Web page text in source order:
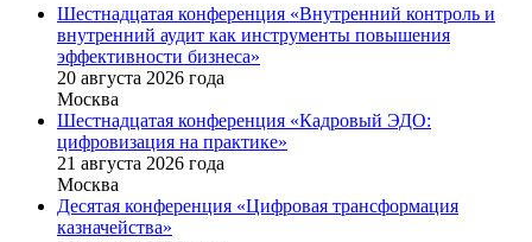
Шестнадцатая конференция «Внутренний контроль и
внутренний аудит как инструменты повышения
эффективности бизнеса»
20 августа 2026 года
Москва
Шестнадцатая конференция «Кадровый ЭДО:
цифровизация на практике»
21 августа 2026 года
Москва
Десятая конференция «Цифровая трансформация
казначейства»